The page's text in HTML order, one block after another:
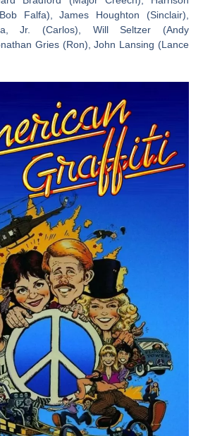
Falfa), James Houghton (Sinclair),
Jr. (Carlos), Will Seltzer (Andy
Gries (Ron), John Lansing (Lance